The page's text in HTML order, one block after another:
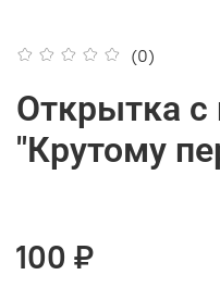
(0)
Открытка
"Крутому
100 ₽